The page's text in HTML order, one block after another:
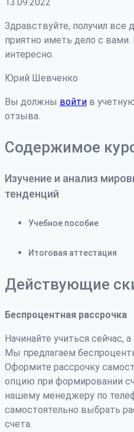
Здравствуйте, получил все
приятно иметь дело с
интересно.
Юрий Шевченко
Вы должны войти в
отзыва.
Содержимое
Изучение и анализ
тенденций
Учебное пособие
Итоговая аттестация
Действующие
Беспроцентная рассрочка
Начинайте учиться сейчас,
Мы предлагаем
Оформите рассрочку
опцию при формировании
нашему менеджеру по
самостоятельно выбрать
счета.